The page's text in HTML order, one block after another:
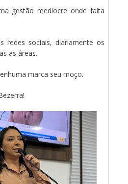
gestão medíocre onde falta
redes sociais, diariamente os
as áreas.
marca seu moço.